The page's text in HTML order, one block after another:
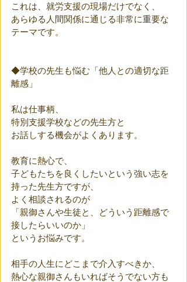
これは、就労支援の現場だけでなく、
あらゆる人間関係に通じる非常に重要な
テーマです。
◆学校の先生も悩む「他人との適切な距
離感」
私は仕事柄、
特別支援学校などの先生方と
お話しする機会がよくあります。
教育に熱心で、
子どもたちを良くしたいという強い志を
持った先生方ですが、
よく相談されるのが
「親御さんや生徒と、どういう距離感で
接したらいいのか」
というお悩みです。
相手の人生にどこまで介入すべきか、
熱心な親御さんもいればそうでない方も